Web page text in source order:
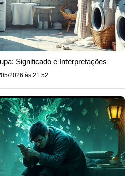
Significado e Interpretações
2026 às 21:52